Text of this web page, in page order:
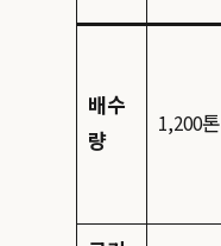
배수
량
1,200톤